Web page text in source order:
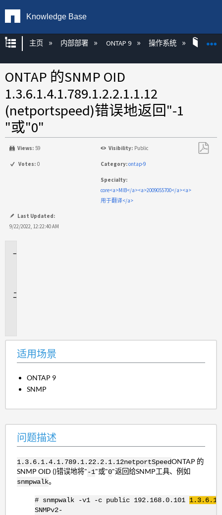
Knowledge Base
扩展/隐缩全局层次
主页 内部部署 ONTAP 9 操作系统
ONTAP 的SNMP OID
1.3.6.1.4.1.789.1.2.2.1.1.12
(netportspeed)错误地返回"-1
"或"0"
Views: 59 Visibility: Public
Votes: 0 Category:ontap-9
Specialty:
core<a>MIB</a><a>2009055700</a><a>
用于翻译</a>
Last Updated:
9/22/2022, 12:22:40 AM
适用场景
ONTAP 9
SNMP
问题描述
1.3.6.1.4.1.789.1.22.2.1.12netportSpeedONTAP 的
SNMP OID ()错误地将"-1"或"0"返回给SNMP工具、例如
snmpwalk。
# snmpwalk -v1 -c public 192.168.0.101
SNMPv2-